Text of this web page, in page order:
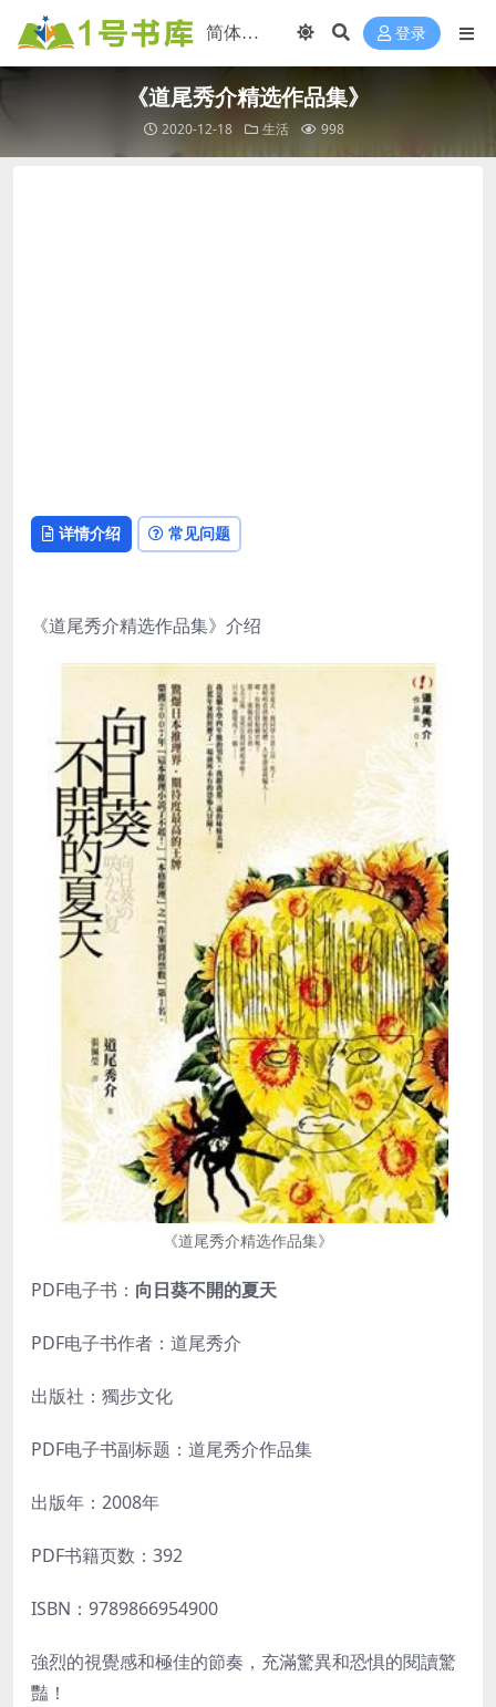
登录
《道尾秀介精选作品集》
2020-12-18 生活 998
详情介绍 常见问题
《道尾秀介精选作品集》介绍
《道尾秀介精选作品集》
PDF电子书： 向日葵不開的夏天
PDF电子书作者：道尾秀介
出版社：獨步文化
PDF电子书副标题：道尾秀介作品集
出版年：2008年
PDF书籍页数：392
ISBN：9789866954900
強烈的視覺感和極佳的節奏，充滿驚異和恐惧的閱讀驚
豔！